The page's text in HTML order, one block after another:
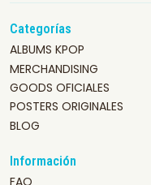
Categorías
ALBUMS KPOP
MERCHANDISING
GOODS OFICIALES
POSTERS ORIGINALES
BLOG
Información